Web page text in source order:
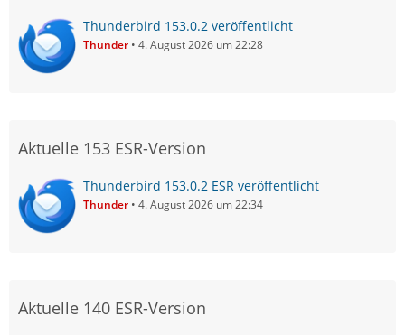
Thunderbird 153.0.2 veröffentlicht
Thunder 4. August 2026 um 22:28
Aktuelle 153 ESR-Version
Thunderbird 153.0.2 ESR veröffentlicht
Thunder 4. August 2026 um 22:34
Aktuelle 140 ESR-Version